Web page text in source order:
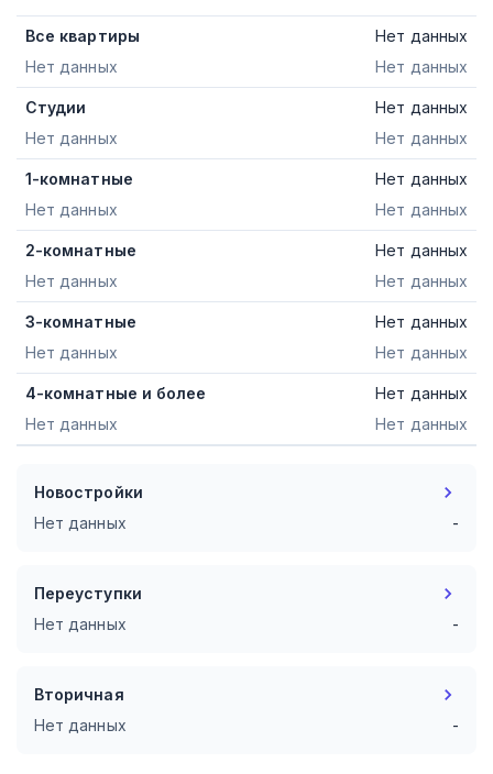
Все квартиры
Нет данных
Нет данных
Нет данных
Студии
Нет данных
Нет данных
Нет данных
1-комнатные
Нет данных
Нет данных
Нет данных
2-комнатные
Нет данных
Нет данных
Нет данных
3-комнатные
Нет данных
Нет данных
Нет данных
4-комнатные и более
Нет данных
Нет данных
Нет данных
Новостройки
Нет данных
-
Переуступки
Нет данных
-
Вторичная
Нет данных
-